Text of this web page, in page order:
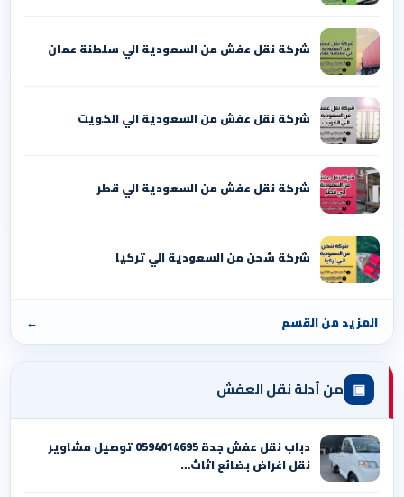
شركة نقل عفش من السعودية الي سلطنة عمان
شركة نقل عفش من السعودية الي الكويت
شركة نقل عفش من السعودية الي قطر
شركة شحن من السعودية الي تركيا
المزيد من القسم ←
▣ من أدلة نقل العفش
دباب نقل عفش جدة 0594014695 توصيل مشاوير
نقل اغراض بضائع اثاث…